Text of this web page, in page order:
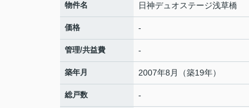
物件名 日神デュオステージ浅草橋
価格 -
管理/共益費 -
築年月 2007年8月（築19年）
総戸数 -